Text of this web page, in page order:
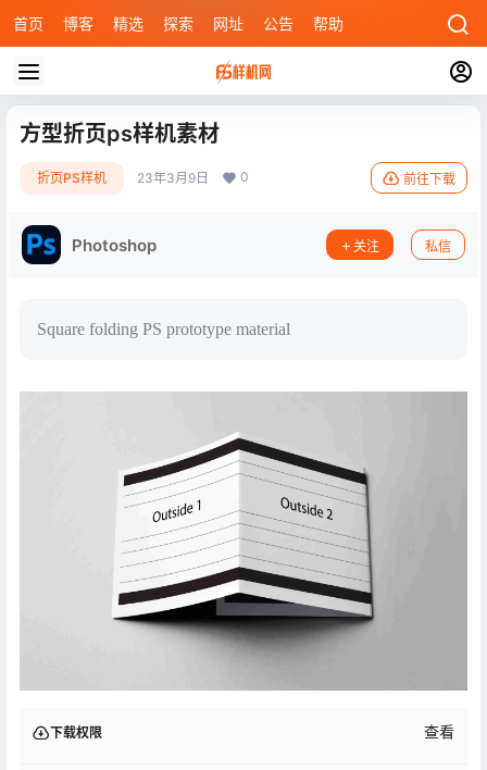
首页 博客 精选 探索 网址 公告 帮助
方型折页ps样机素材
折页PS样机 23年3月9日 0 前往下载
Photoshop 关注 私信
Square folding PS prototype material
下载权限 查看